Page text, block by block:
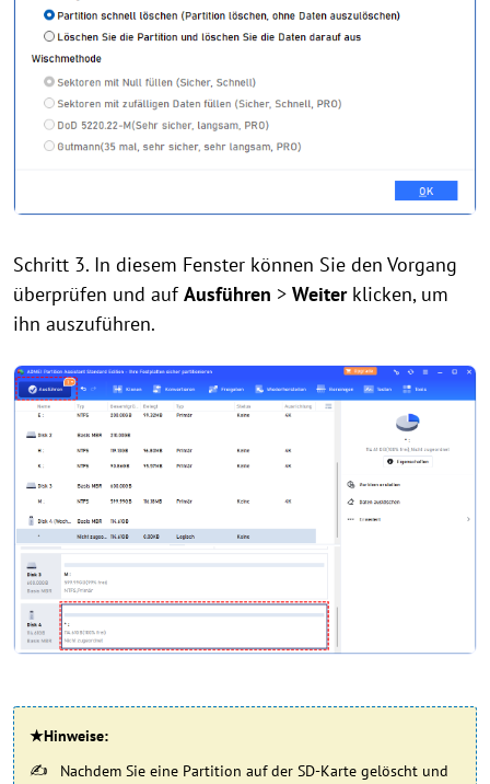
Schritt 3. In diesem Fenster können Sie den Vorgang
überprüfen und aufAusführen > Weiterklicken, um
ihn auszuführen.
★Hinweise:
Nachdem Sie eine Partition auf der SD-Karte gelöscht und